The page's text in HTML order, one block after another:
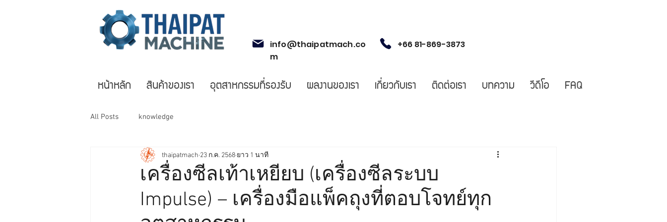
info@thaipatmach.co
m
+66 81-869-3873
หน้าหลัก สินค้าของเรา อุตสาหกรรมที่รองรับ ผลงานของเรา เกี่ยวกับเรา ติดต่อเรา บทความ วีดีโอ FAQ
All Posts knowledge
เครื่องซีลเท้าเหยียบ (เครื่องซีลระบบ
Impulse) – เครื่องมือแพ็คถุงที่ตอบโจทย์ทุก
thaipatmach 23 ก.ค. 2568 ยาว 1 นาที